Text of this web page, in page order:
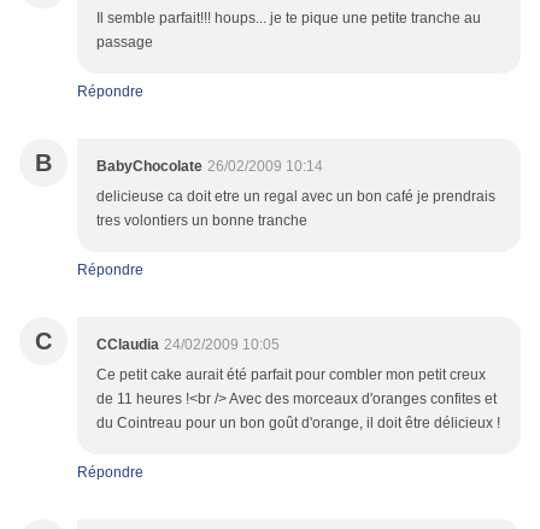
Il semble parfait!!! houps... je te pique une petite tranche au
passage
Répondre
B BabyChocolate 26/02/2009 10:14
delicieuse ca doit etre un regal avec un bon café je prendrais
tres volontiers un bonne tranche
Répondre
C CClaudia 24/02/2009 10:05
Ce petit cake aurait été parfait pour combler mon petit creux
de 11 heures !<br /> Avec des morceaux d'oranges confites et
du Cointreau pour un bon goût d'orange, il doit être délicieux !
Répondre